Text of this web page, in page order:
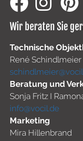
Wir beraten Sie
Technische
René Schindlmeier
Beratung und
Sonja Fritz I
info@vocil.de
Marketing
Mira Hillenbrand